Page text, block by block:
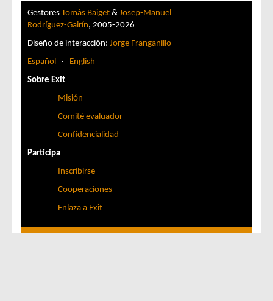
Gestores Tomàs Baiget & Josep-Manuel
Rodríguez-Gairín, 2005-2026
Diseño de interacción: Jorge Franganillo
Español · English
Sobre Exit
Misión
Comité evaluador
Confidencialidad
Participa
Inscribirse
Cooperaciones
Enlaza a Exit